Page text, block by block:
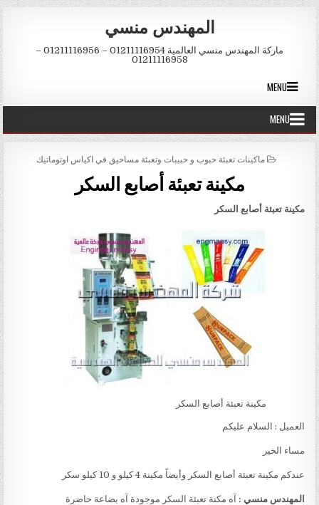
Skip to content
المهندس منسي
ماركة المهندس منسي العالمية 01211116954 – 01211116956 –
01211116958
MENU
MENU
POSTED IN
ماكينات تعبئة حبوب و حبيبات وتعبئة مساحيق في اكياس اوتوماتيك
مكينة تعبئة أصابع السكر
مكينة تعبئة أصابع السكر
مكينة تعبئة أصابع السكر
العميل : السلام عليكم
مساء الخير
عندكم مكينة تعبئة أصابع السكر وأيضاً مكينة 4 كيلو و 10 كيلو سكر
المهندس منسي : آه مكنة تعبئة السكر موجودة آه بضاعة حاضرة